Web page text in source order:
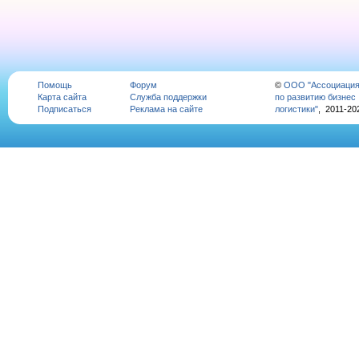
Помощь
Карта сайта
Подписаться
Форум
Служба поддержки
Реклама на сайте
© ООО "Ассоциация
по развитию бизнес
логистики", 2011-